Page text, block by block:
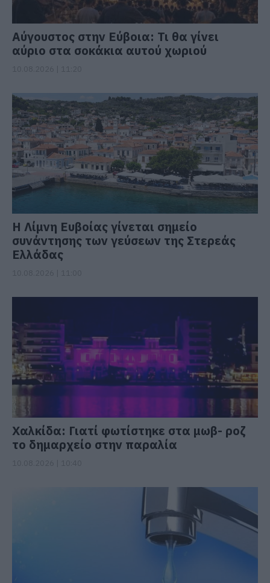
Αύγουστος στην Εύβοια: Τι θα γίνει
αύριο στα σοκάκια αυτού χωριού
Η Λίμνη Ευβοίας γίνεται σημείο
συνάντησης των γεύσεων της Στερεάς
Ελλάδας
Χαλκίδα: Γιατί φωτίστηκε στα μωβ- ροζ
το δημαρχείο στην παραλία